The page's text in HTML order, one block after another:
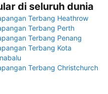
di seluruh dunia
Terbang Heathrow
Terbang Perth
Terbang Penang
Terbang Kota
Terbang Christchurch